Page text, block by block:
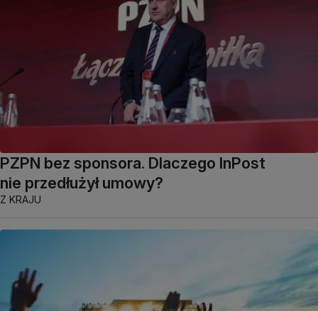
PZPN bez sponsora. Dlaczego InPost
nie przedłużył umowy?
Z KRAJU